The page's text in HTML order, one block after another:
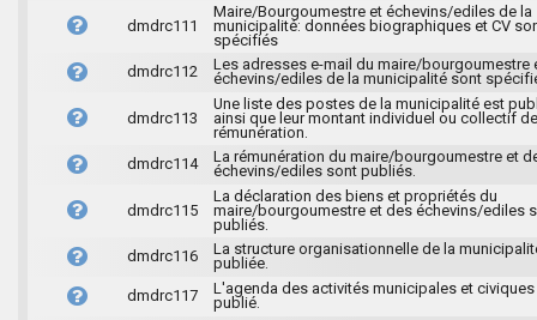
dmdrc111
Maire/Bourgoumestre et échevins/ediles de la
municipalité: données biographiques et CV
spécifiés
dmdrc112
Les adresses e-mail du maire/bourgoumestre
échevins/ediles de la municipalité sont
dmdrc113
Une liste des postes de la municipalité est
ainsi que leur montant individuel ou collectif de
rémunération.
dmdrc114
La rémunération du maire/bourgoumestre et
échevins/ediles sont publiés.
dmdrc115
La déclaration des biens et propriétés du
maire/bourgoumestre et des échevins/ediles
publiés.
dmdrc116
La structure organisationnelle de la
publiée.
dmdrc117
L'agenda des activités municipales et
publié.